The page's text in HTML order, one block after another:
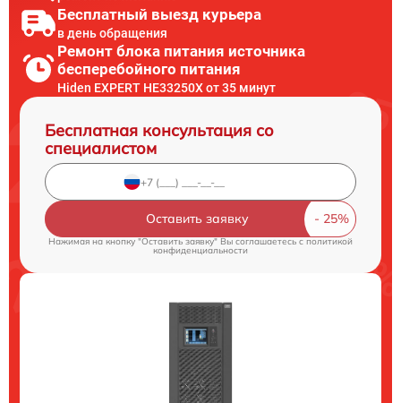
Бесплатный выезд курьера
в день обращения
Ремонт блока питания источника
бесперебойного питания
Hiden EXPERT HE33250X от 35 минут
Бесплатная консультация со
специалистом
Оставить заявку
Нажимая на кнопку "Оставить заявку" Вы соглашаетесь c политикой
конфиденциальности